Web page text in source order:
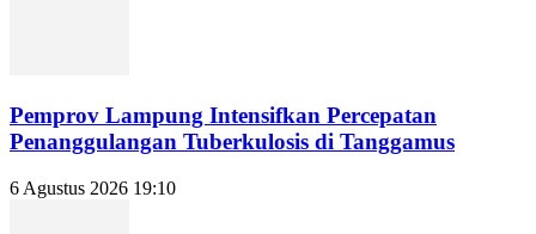
Pemprov Lampung Intensifkan Percepatan
Penanggulangan Tuberkulosis di Tanggamus
6 Agustus 2026 19:10